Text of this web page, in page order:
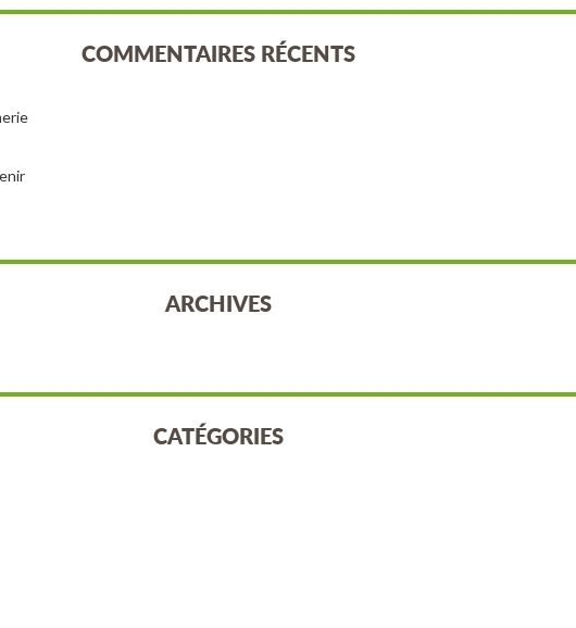
COMMENTAIRES RÉCENTS
ARCHIVES
CATÉGORIES